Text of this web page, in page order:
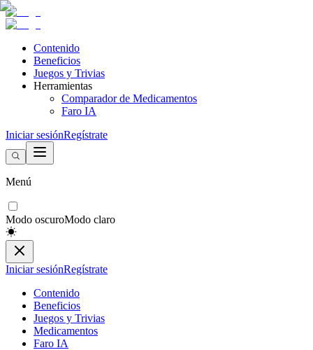
Contenido
Beneficios
Juegos y Trivias
Herramientas
Comparador de Medicamentos
Faro IA
Iniciar sesiónRegístrate
Menú
Modo oscuroModo claro
Iniciar sesiónRegístrate
Contenido
Beneficios
Juegos y Trivias
Medicamentos
Faro IA